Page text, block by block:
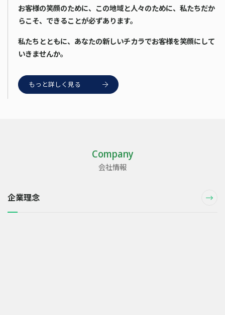
お客様の笑顔のために、 この地域と人々のために、 私たちだか
らこそ、できることが必ずあります。
私たちとともに、あなたの新しいチカラでお客様を笑顔にして
いきませんか。
もっと詳しく見る
Company
会社情報
企業理念